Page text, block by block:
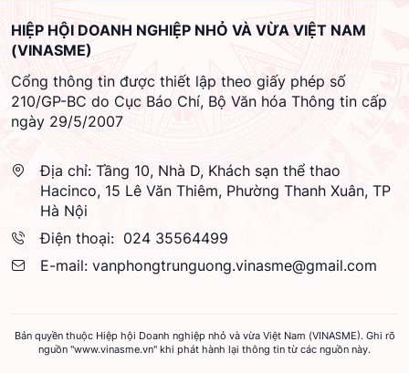
HIỆP HỘI DOANH NGHIỆP NHỎ VÀ VỪA VIỆT NAM
(VINASME)
Cổng thông tin được thiết lập theo giấy phép số
210/GP-BC do Cục Báo Chí, Bộ Văn hóa Thông tin cấp
ngày 29/5/2007
Địa chỉ: Tầng 10, Nhà D, Khách sạn thể thao
Hacinco, 15 Lê Văn Thiêm, Phường Thanh Xuân, TP
Hà Nội
Điện thoại: 024 35564499
E-mail: vanphongtrunguong.vinasme@gmail.com
Bản quyền thuộc Hiệp hội Doanh nghiệp nhỏ và vừa Việt Nam (VINASME). Ghi rõ
nguồn "www.vinasme.vn" khi phát hành lại thông tin từ các nguồn này.